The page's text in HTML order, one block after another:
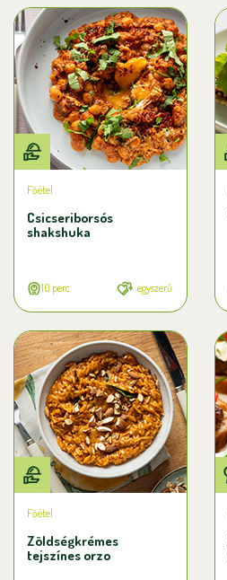
Főétel
Csicseriborsós
shakshuka
10 perc egyszerű
Főétel
Zöldségkrémes
tejszínes orzo